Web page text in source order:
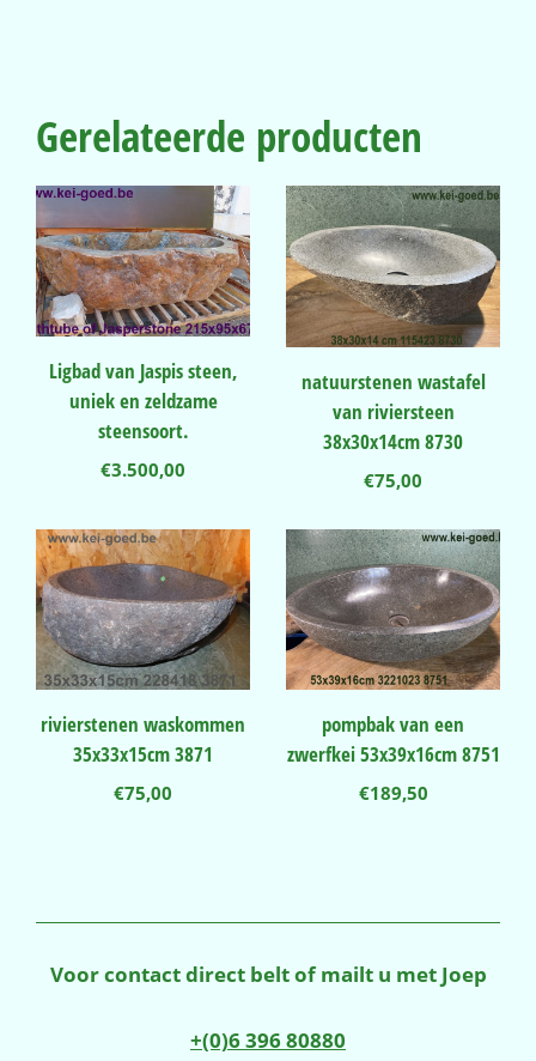
Gerelateerde producten
Ligbad van Jaspis steen,
uniek en zeldzame
steensoort.
€3.500,00
natuurstenen wastafel
van riviersteen
38x30x14cm 8730
€75,00
rivierstenen waskommen
35x33x15cm 3871
€75,00
pompbak van een
zwerfkei 53x39x16cm 8751
€189,50
Voor contact direct belt of mailt u met Joep
+(0)6 396 80880